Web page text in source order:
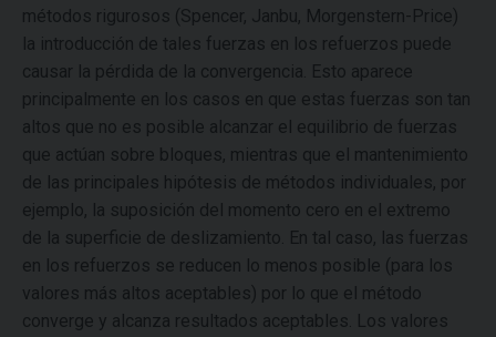
métodos rigurosos (Spencer, Janbu, Morgenstern-Price)
la introducción de tales fuerzas en los refuerzos puede
causar la pérdida de la convergencia. Esto aparece
principalmente en los casos en que estas fuerzas son tan
altos que no es posible alcanzar el equilibrio de fuerzas
que actúan sobre bloques, mientras que el mantenimiento
de las principales hipótesis de métodos individuales, por
ejemplo, la suposición del momento cero en el extremo
de la superficie de deslizamiento. En tal caso, las fuerzas
en los refuerzos se reducen lo menos posible (para los
valores más altos aceptables) por lo que el método
converge y alcanza resultados aceptables. Los valores